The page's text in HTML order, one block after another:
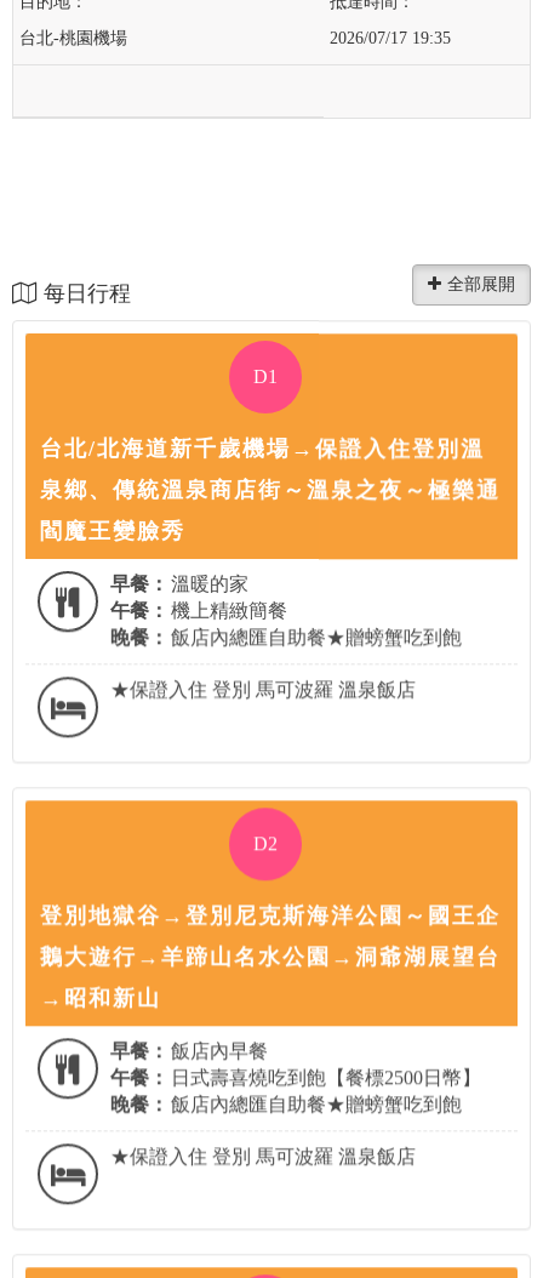
台北-桃園機場 2026/07/17 19:35
每日行程
D1
台北/北海道新千歲機場→保證入住登別溫
泉鄉、傳統溫泉商店街～溫泉之夜～極樂通
閻魔王變臉秀
早餐： 溫暖的家
午餐： 機上精緻簡餐
晚餐： 飯店內總匯自助餐★贈螃蟹吃到飽
★保證入住 登別 馬可波羅 溫泉飯店
D2
登別地獄谷→登別尼克斯海洋公園～國王企
鵝大遊行→羊蹄山名水公園→洞爺湖展望台
→昭和新山
早餐： 飯店內早餐
午餐： 日式壽喜燒吃到飽【餐標2500日幣】
晚餐： 飯店內總匯自助餐★贈螃蟹吃到飽
★保證入住 登別 馬可波羅 溫泉飯店